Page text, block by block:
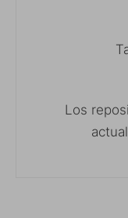
Los